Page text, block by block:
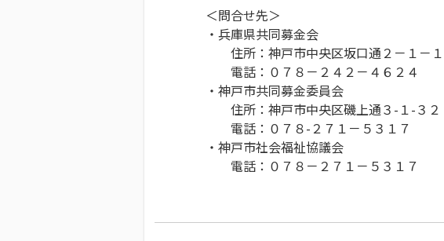
＜問合せ先＞
・兵庫県共同募金会
住所：神戸市中央区坂口通２－１－
電話：０７８－２４２－４６２４
・神戸市共同募金委員会
住所：神戸市中央区磯上通３-１-３
電話：０７８-２７１－５３１７
・神戸市社会福祉協議会
電話：０７８－２７１－５３１７